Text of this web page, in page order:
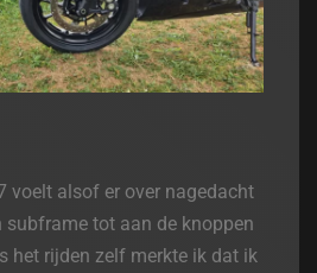
voelt alsof er over nagedacht
subframe tot aan de knoppen
het rijden zelf merkte ik dat ik